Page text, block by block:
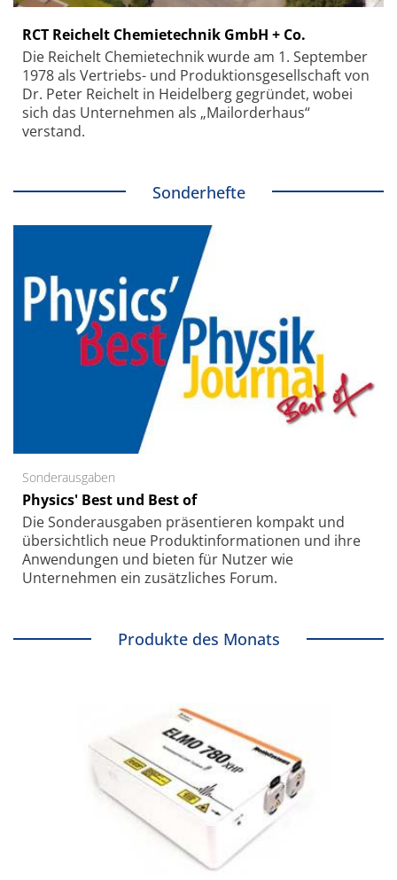
RCT Reichelt Chemietechnik GmbH + Co.
Die Reichelt Chemietechnik wurde am 1. September
1978 als Vertriebs- und Produktionsgesellschaft von
Dr. Peter Reichelt in Heidelberg gegründet, wobei
sich das Unternehmen als „Mailorderhaus“
verstand.
Sonderhefte
Sonderausgaben
Physics' Best und Best of
Die Sonder­ausgaben präsentieren kompakt und
übersichtlich neue Produkt­informationen und ihre
Anwendungen und bieten für Nutzer wie
Unternehmen ein zusätzliches Forum.
Produkte des Monats